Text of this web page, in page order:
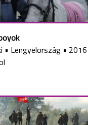
• Lengyelország • 2016